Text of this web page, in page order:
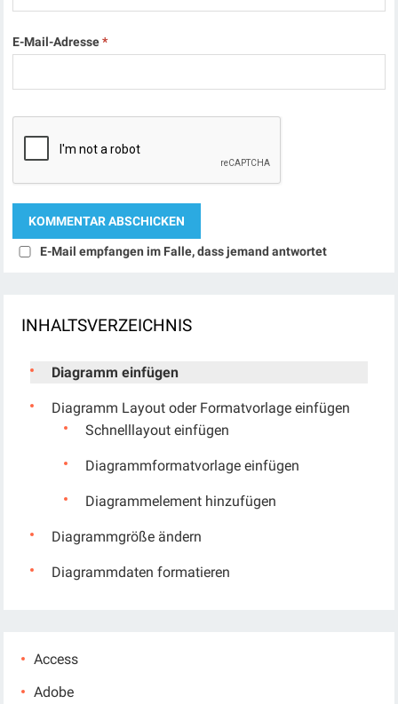
E-Mail-Adresse*
E-Mail empfangen im Falle, dass jemand antwortet
INHALTSVERZEICHNIS
Diagramm einfügen
Diagramm Layout oder Formatvorlage einfügen
Schnelllayout einfügen
Diagrammformatvorlage einfügen
Diagrammelement hinzufügen
Diagrammgröße ändern
Diagrammdaten formatieren
Access
Adobe